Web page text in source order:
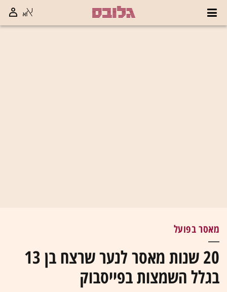
מאסר בפועל
20 שנות מאסר לנער שרצח בן 13
בגלל השמצות בפייסבוק